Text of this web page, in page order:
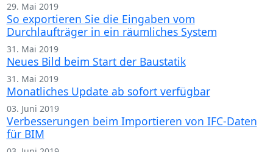
29. Mai 2019
So exportieren Sie die Eingaben vom
Durchlaufträger in ein räumliches System
31. Mai 2019
Neues Bild beim Start der Baustatik
31. Mai 2019
Monatliches Update ab sofort verfügbar
03. Juni 2019
Verbesserungen beim Importieren von IFC-Daten
für BIM